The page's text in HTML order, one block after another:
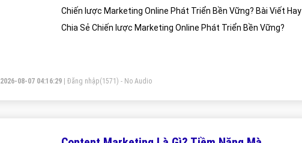
Chiến lược Marketing Online Phát Triển Bền Vững? Bài Viết Hay
Chia Sẻ Chiến lược Marketing Online Phát Triển Bền Vững?
2026-08-07 04:16:29 Đăng nhập(1571) - No Audio